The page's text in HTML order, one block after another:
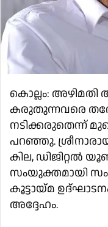
കൊല്ലം:
കരുതുന്നവരെ
നടിക്കരുതെന്ന്‌
പറഞ്ഞു.
കില, ഡിജിറ്റൽ
സംയുക്തമായി
കൂട്ടായ്‌മ
അദ്ദേഹം.